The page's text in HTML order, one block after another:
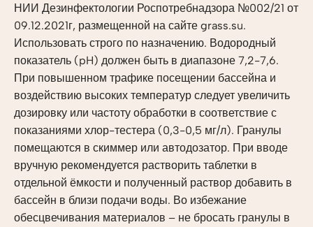
НИИ Дезинфектологии Роспотребнадзора №002/21 от
09.12.2021г, размещенной на сайте grass.su.
Использовать строго по назначению. Водородный
показатель (pH) должен быть в диапазоне 7,2-7,6.
При повышенном трафике посещении бассейна и
воздействию высоких температур следует увеличить
дозировку или частоту обработки в соответствие с
показаниями хлор-тестера (0,3-0,5 мг/л). Гранулы
помещаются в скиммер или автодозатор. При вводе
вручную рекомендуется растворить таблетки в
отдельной ёмкости и полученный раствор добавить в
бассейн в близи подачи воды. Во избежание
обесцвечивания материалов – не бросать гранулы в